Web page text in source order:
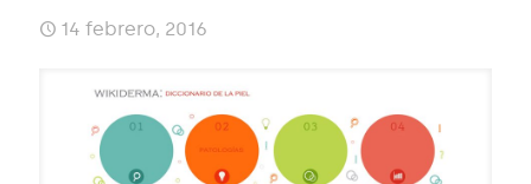
14 febrero, 2016